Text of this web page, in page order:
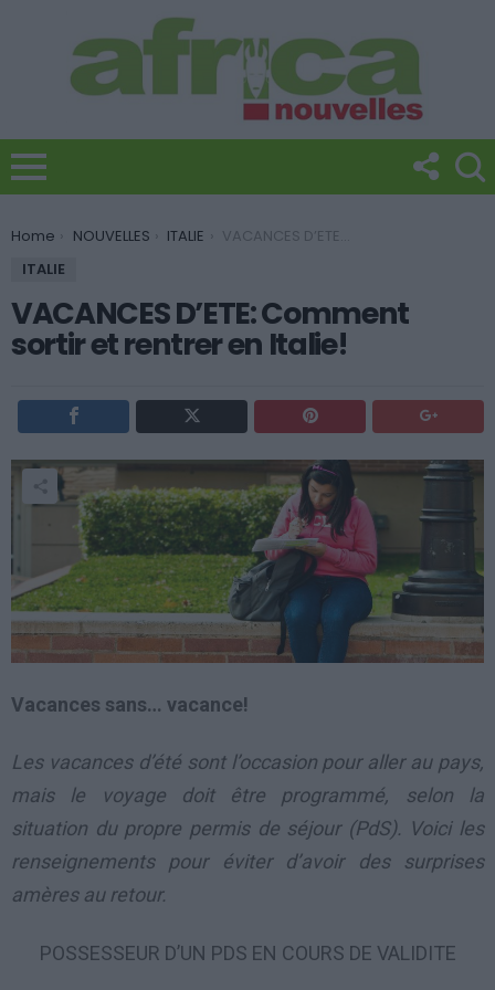
You are here:
Home NOUVELLES ITALIE
VACANCES D’ETE: Comment sortir et rentrer en Italie!
ITALIE
VACANCES D’ETE: Comment
sortir et rentrer en Italie!
Vacances sans… vacance!
Les vacances d’été sont l’occasion pour aller au pays,
mais le voyage doit être programmé, selon la
situation du propre permis de séjour (PdS). Voici les
renseignements pour éviter d’avoir des surprises
amères au retour.
POSSESSEUR D’UN PDS EN COURS DE VALIDITE